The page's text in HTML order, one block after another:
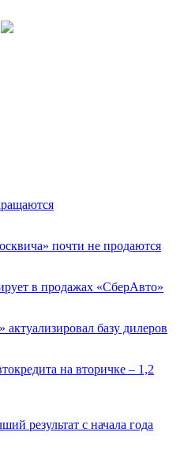
почти не продаются
в продажах «СберАвто»
базу дилеров
на вторичке – 1,2
результат с начала года